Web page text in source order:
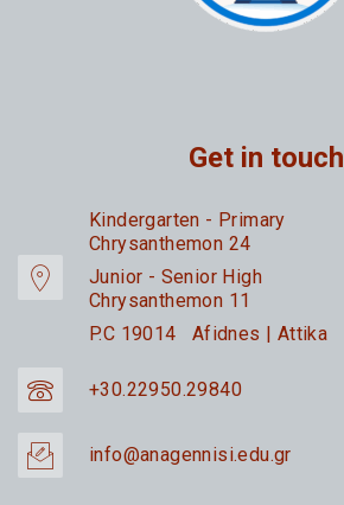
Get in touch
Kindergarten - Primary
Chrysanthemon 24
Junior - Senior High
Chrysanthemon 11
P.C 19014 Afidnes | Attika
+30.22950.29840
info@anagennisi.edu.gr